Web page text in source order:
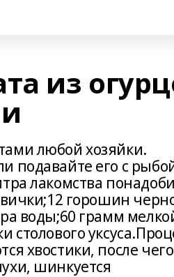
из
любой хозяйки.
подавайте его с
лакомства
горошин
воды;60 грамм
столового
хвостики, после
шинкуется